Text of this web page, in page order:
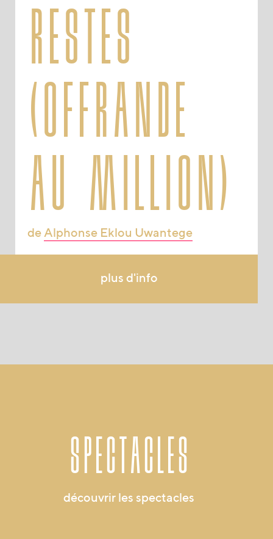
restes
(offrande
au million)
de Alphonse Eklou Uwantege
plus d'info
spectacles
découvrir les spectacles